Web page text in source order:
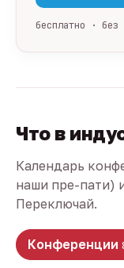
бесплатно ·
Что в
Календарь
наши пре-пати)
Переключай.
Конференции